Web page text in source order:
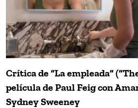
Crítica de “La empleada”
película de Paul Feig con
Sydney Sweeney